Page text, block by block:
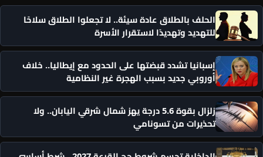
الحلف بالطلاق عادة سيئة.. لا تجعلوا الطلاق سلاحًا
للتهديد وتهديدًا لاستقرار الأسرة
إسبانيا تشدد قبضتها على الحدود مع إيطاليا.. خلاف
أوروبي جديد بسبب الهجرة غير النظامية
زلزال بقوة 5.6 درجة يهز شمال شرقي اليابان.. ولا
تحذيرات من تسونامي